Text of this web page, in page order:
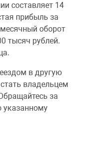
составляет 14
прибыль за
оборот
тысяч рублей.
в другую
владельцем
за
указанному